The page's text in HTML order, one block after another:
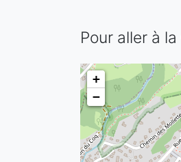
Pour aller à
+
−